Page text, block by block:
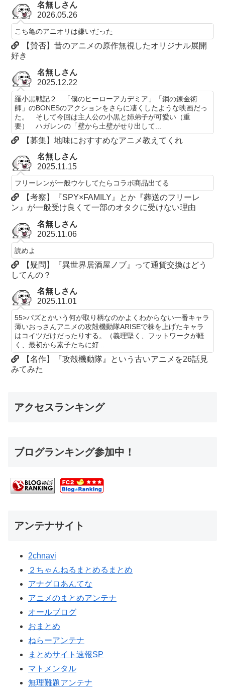
名無しさん
2026.05.26
こち亀のアニオリは嫌いだった
【賛否】昔のアニメの原作無視したオリジナル展開
好き
名無しさん
2025.12.22
羅小黒戦記２ 「僕のヒーローアカデミア」「鋼の錬金術
師」のBONESのアクションをさらに凄くしたような映画だっ
た。 そして今回は主人公の小黒と姉弟子が可愛い（重
要） ハガレンの「壁から土壁がせり出して...
【募集】地味におすすめなアニメ教えてくれ
名無しさん
2025.11.15
フリーレンが一般ウケしてたらコラボ商品出てる
【考察】『SPY×FAMILY』とか『葬送のフリーレ
ン』が一般受け良くて一部のオタクに受けない理由
名無しさん
2025.11.06
読めよ
【疑問】『異世界居酒屋ノブ』って通貨交換はどう
してんの？
名無しさん
2025.11.01
55>パズとかいう何が取り柄なのかよくわからない一番キャラ
薄いおっさんアニメの攻殻機動隊ARISEで株を上げたキャラ
はコイツだけだったりする。（義理堅く、フットワークが軽
く、最初から素子たちに好...
【名作】『攻殻機動隊』という古いアニメを26話見
みてみた
アクセスランキング
ブログランキング参加中！
アンテナサイト
2chnavi
２ちゃんねるまとめるまとめ
アナグロあんてな
アニメのまとめアンテナ
オールブログ
おまとめ
ねらーアンテナ
まとめサイト速報SP
マトメンタル
無理難題アンテナ